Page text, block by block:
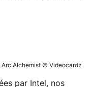
Arc Alchemist © Videocardz
par Intel, nos